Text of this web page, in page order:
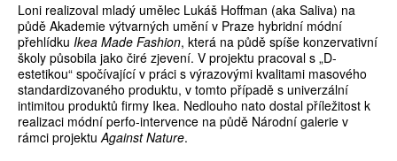
Loni realizoval mladý umělec Lukáš Hoffman (aka Saliva) na
půdě Akademie výtvarných umění v Praze hybridní módní
přehlídku Ikea Made Fashion, která na půdě spíše konzervativní
školy působila jako čiré zjevení. V projektu pracoval s „D-
estetikou“ spočívající v práci s výrazovými kvalitami masového
standardizovaného produktu, v tomto případě s univerzální
intimitou produktů firmy Ikea. Nedlouho nato dostal příležitost k
realizaci módní perfo-intervence na půdě Národní galerie v
rámci projektuAgainst Nature.